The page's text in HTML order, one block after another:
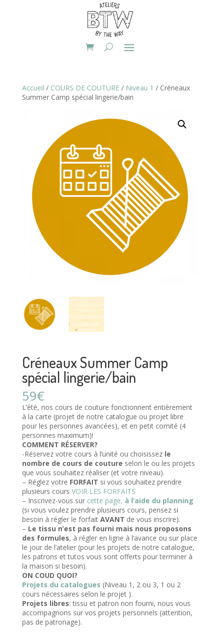
Accueil / COURS DE COUTURE/ Niveau 1 / Créneaux
Summer Camp spécial lingerie/bain
Créneaux Summer Camp
spécial lingerie/bain
59€
L’été, nos cours de couture fonctionnent entièrement
à la carte (projet de notre catalogue ou projet libre
pour les personnes avancées), et en petit comité (4
personnes maximum)!
COMMENT RÉSERVER?
-Réservez votre cours à l’unité ou choisissezle
nombre de cours de couture selon le ou les projets
que vous souhaitez réaliser (et votre niveau).
– Réglez votre FORFAIT si vous souhaitez prendre
plusieurs cours VOIR LES FORFAITS
– Inscrivez-vous surcette page, à l’aide du planning
(si vous voulez prendre plusieurs cours, pensez si
besoin à régler le forfait AVANT de vous inscrire).
– Le tissu n’est pas fourni mais nous proposons
des formules, à régler en ligne à l’avance ou sur place
le jour de l’atelier (pour les projets de notre catalogue,
les patrons et tutos vous sont offerts pour terminer à
la maison si besoin).
ON COUD QUOI?
Projets du catalogues (Niveau 1, 2 ou 3, 1 ou 2
cours nécessaires selon le projet ).
Projets libres: tissu et patron non fourni, nous vous
accompagnons sur vos projets personnels (attention,
pas de patronage).